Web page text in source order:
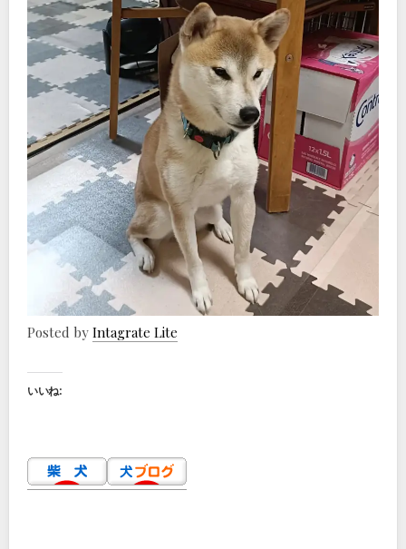
Posted by Intagrate Lite
いいね: